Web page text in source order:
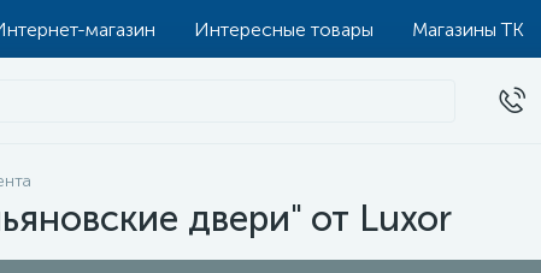
магазин Интересные товары Магазины ТК
двери" от Luxor